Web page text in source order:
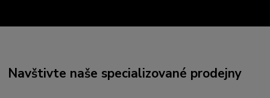
Navštivte naše specializované prodejny